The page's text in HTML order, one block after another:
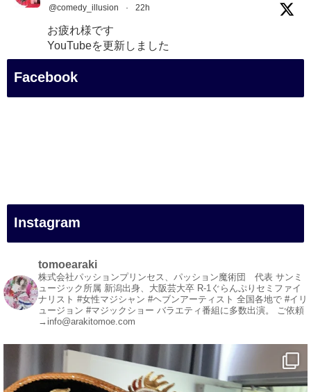
@comedy_illusion · 22h
お疲れ様です
YouTubeを更新しました
https://youtu.be/9Vo2WgtDLME @YouTube
#旅行
#旅行動画
#一人旅
#観光スポット
#Travel
#ehime
#旅行好きと繋がりたい
5 X
Facebook
Instagram
tomoearaki
株式会社パッションプリンセス、パッション魔術団 代表 サンミ
ュージック所属 新潟出身、大阪芸大卒 R-1ぐらんぷりセミファイ
ナリスト #女性マジシャン #ヘブンアーティスト 全国各地で #イリ
ュージョン #マジックショー バラエティ番組に多数出演。 ご依頼
→info@arakitomoe.com